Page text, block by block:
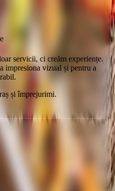
servicii, ci creăm experiențe.
impresiona vizual și pentru a
și împrejurimi.